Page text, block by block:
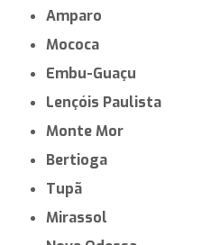
Amparo
Mococa
Embu-Guaçu
Lençóis Paulista
Monte Mor
Bertioga
Tupã
Mirassol